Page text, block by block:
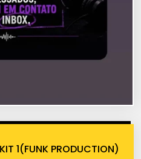
1(FUNK PRODUCTION)